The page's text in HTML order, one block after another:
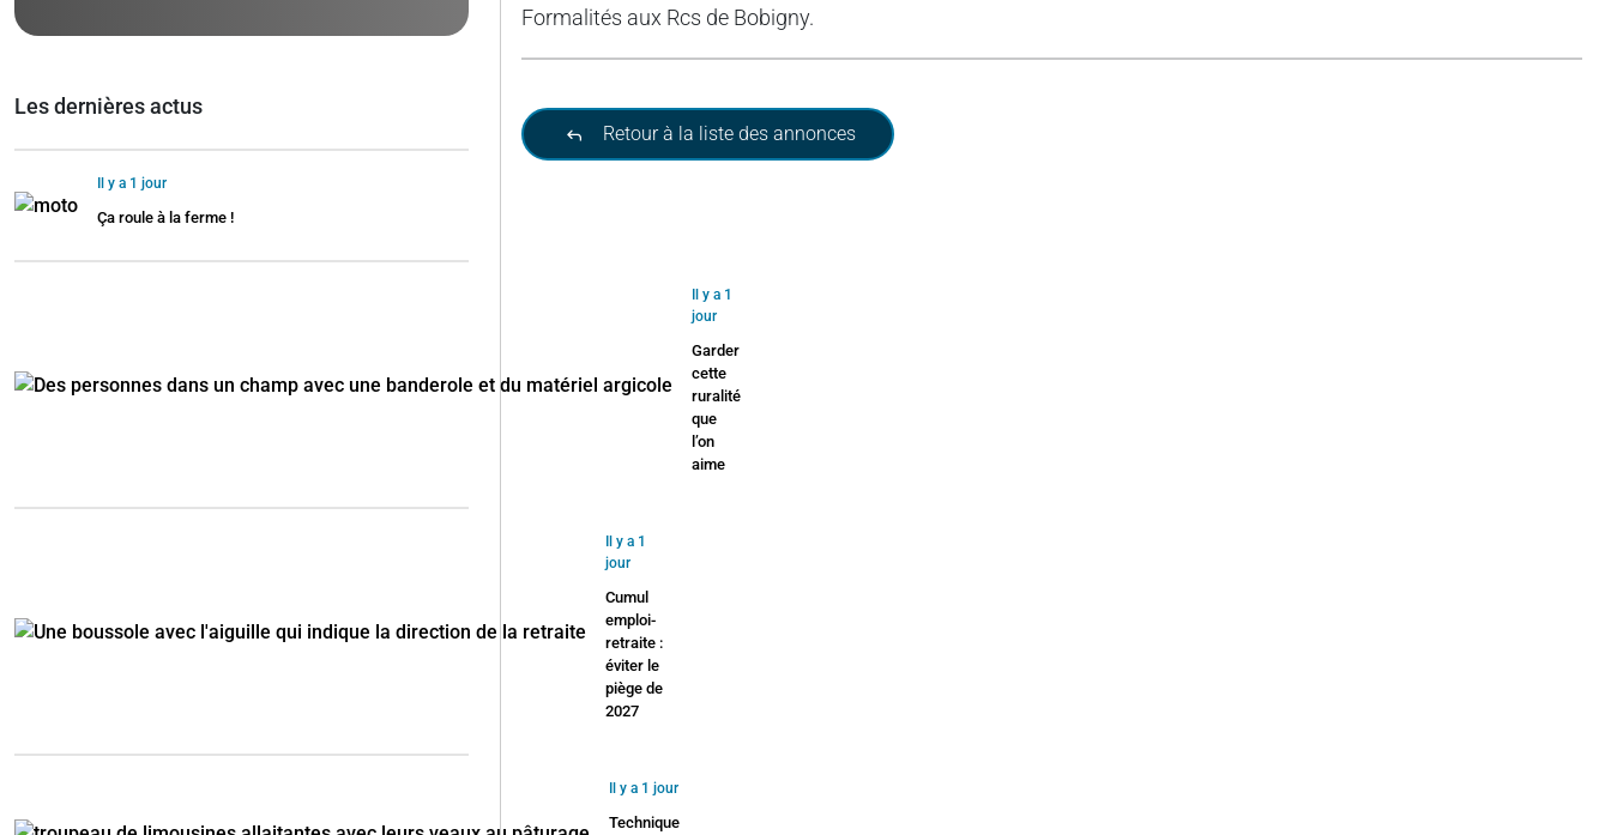
Formalités aux Rcs de Bobigny.
Retour à la liste des annonces
Les dernières actus
Il y a 1 jour
Ça roule à la ferme !
Il y a 1
jour
Garder
cette
ruralité
que
l’on
aime
Il y a 1
jour
Cumul
emploi-
retraite :
éviter le
piège de
2027
Il y a 1 jour
Technique